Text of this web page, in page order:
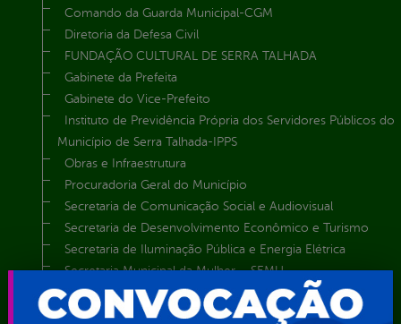
Comando da Guarda Municipal-CGM
Diretoria da Defesa Civil
FUNDAÇÃO CULTURAL DE SERRA TALHADA
Gabinete da Prefeita
Gabinete do Vice-Prefeito
Instituto de Previdência Própria dos Servidores Públicos do
Município de Serra Talhada-IPPS
Obras e Infraestrutura
Procuradoria Geral do Município
Secretaria de Comunicação Social e Audiovisual
Secretaria de Desenvolvimento Econômico e Turismo
Secretaria de Iluminação Pública e Energia Elétrica
Secretaria Municipal da Mulher – SEMU
Secretaria Municipal de Administração – SAD
Secretaria Municipal de Agricultura e Recursos Hídricos –